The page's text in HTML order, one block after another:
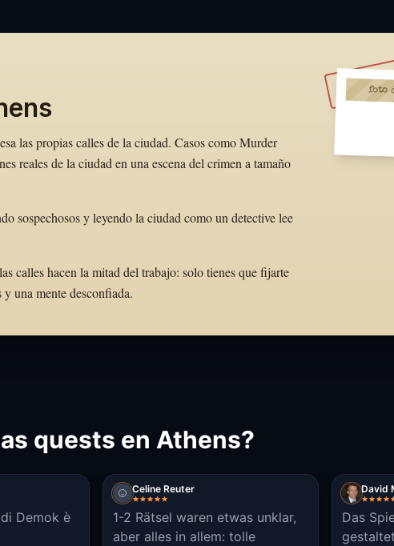
las propias calles de la ciudad. Casos como Murder
reales de la ciudad en una escena del crimen a tamaño
sospechosos y leyendo la ciudad como un detective lee
calles hacen la mitad del trabajo: solo tienes que fijarte
una mente desconfiada.
foto
quests en Athens?
Demok è
Celine Reuter
1-2 Rätsel waren etwas unklar,
aber alles in allem: tolle
David
Das